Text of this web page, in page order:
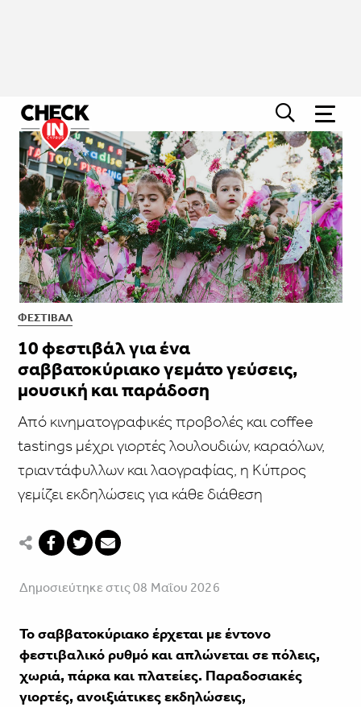
ΦΕΣΤΙΒΑΛ
10 φεστιβάλ για ένα
σαββατοκύριακο γεμάτο γεύσεις,
μουσική και παράδοση
Από κινηματογραφικές προβολές και coffee
tastings μέχρι γιορτές λουλουδιών, καραόλων,
τριαντάφυλλων και λαογραφίας, η Κύπρος
γεμίζει εκδηλώσεις για κάθε διάθεση
Δημοσιεύτηκε στις 08 Μαΐου 2026
Το σαββατοκύριακο έρχεται με έντονο
φεστιβαλικό ρυθμό και απλώνεται σε πόλεις,
χωριά, πάρκα και πλατείες. Παραδοσιακές
γιορτές, ανοιξιάτικες εκδηλώσεις,